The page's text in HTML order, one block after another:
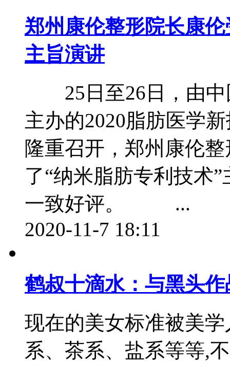
郑州康伦整形院长康
主旨演讲
25日至26日，由中
主办的2020脂肪医学
隆重召开，郑州康伦
了“纳米脂肪专利技术
一致好评。 ...
2020-11-7 18:11
鹤叔十滴水：与黑头
现在的美女标准被美
系、茶系、盐系等等,